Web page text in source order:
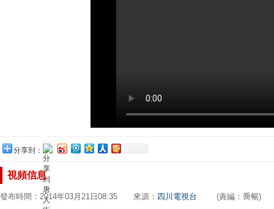
分享到：
視頻信息
發布時間：2014年03月21日08:35 來源： 四川電視台 (責編：喬暢)